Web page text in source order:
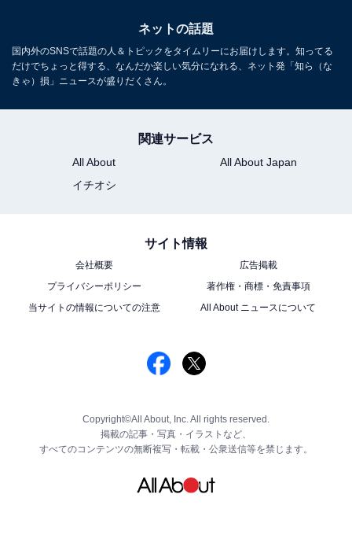
ネットの話題
国内外のSNSで話題の人＆トピックをタイムリーにお届けします。知ってる
だけでちょっと得する、なんだか楽しい気分になれる、ネット発「知ら（な
きゃ）損」ニュースが盛りだくさん。
関連サービス
All About
All About Japan
イチオシ
サイト情報
会社概要
広告掲載
プライバシーポリシー
著作権・商標・免責事項
当サイトの情報についての注意
All About ニュースについて
Copyright©All About, Inc. All rights reserved.
掲載の記事・写真・イラストなど、
すべてのコンテンツの無断複写・転載・公衆送信等を禁じます。